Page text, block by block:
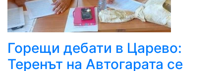
Горещи дебати в Царево:
Теренът на Автогарата се